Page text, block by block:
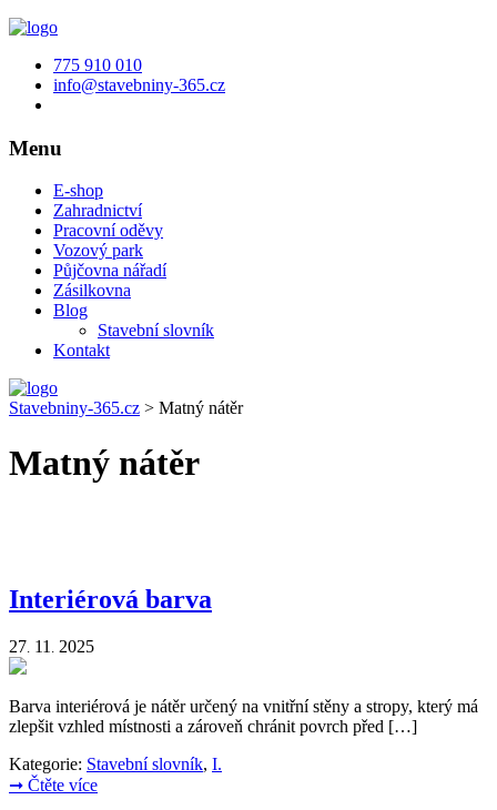
775 910 010
info@stavebniny-365.cz
Menu
E-shop
Zahradnictví
Pracovní oděvy
Vozový park
Půjčovna nářadí
Zásilkovna
Blog
Stavební slovník
Kontakt
Stavebniny-365.cz > Matný nátěr
Matný nátěr
Interiérová barva
27. 11 . 2025
Barva interiérová je nátěr určený na vnitřní stěny a stropy, který má
zlepšit vzhled místnosti a zároveň chránit povrch před […]
Kategorie: Stavební slovník, I.
➞ Čtěte více